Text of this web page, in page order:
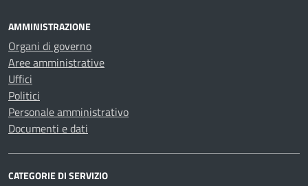
AMMINISTRAZIONE
Organi di governo
Aree amministrative
Uffici
Politici
Personale amministrativo
Documenti e dati
CATEGORIE DI SERVIZIO